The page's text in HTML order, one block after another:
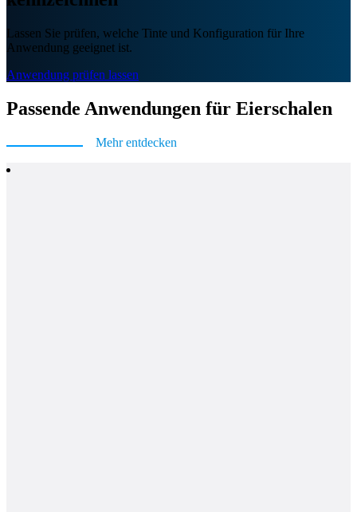
Lassen Sie prüfen, welche Tinte und Konfiguration für Ihre
Anwendung geeignet ist.
Anwendung prüfen lassen
Passende Anwendungen für Eierschalen
Mehr entdecken